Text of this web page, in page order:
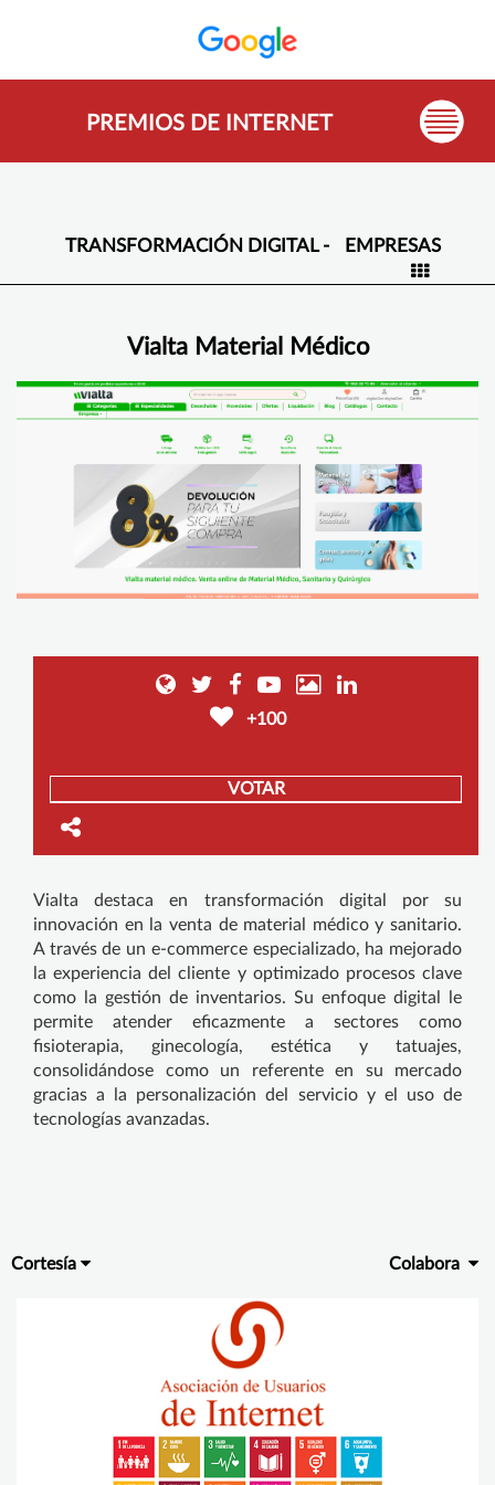
PREMIOS DE INTERNET
TRANSFORMACIÓN DIGITAL - EMPRESAS
Vialta Material Médico
+100
VOTAR
Vialta destaca en transformación digital por su
innovación en la venta de material médico y sanitario.
A través de un e-commerce especializado, ha mejorado
la experiencia del cliente y optimizado procesos clave
como la gestión de inventarios. Su enfoque digital le
permite atender eficazmente a sectores como
fisioterapia, ginecología, estética y tatuajes,
consolidándose como un referente en su mercado
gracias a la personalización del servicio y el uso de
tecnologías avanzadas.
Cortesía Colabora